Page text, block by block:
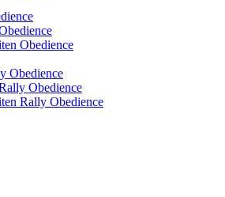
Obedience
Obedience
Obedience
Rally Obedience